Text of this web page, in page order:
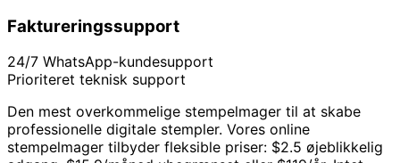
Faktureringssupport
24/7 WhatsApp-kundesupport
Prioriteret teknisk support
Den mest overkommelige stempelmager til at skabe
professionelle digitale stempler. Vores online
stempelmager tilbyder fleksible priser: $2.5 øjeblikkelig